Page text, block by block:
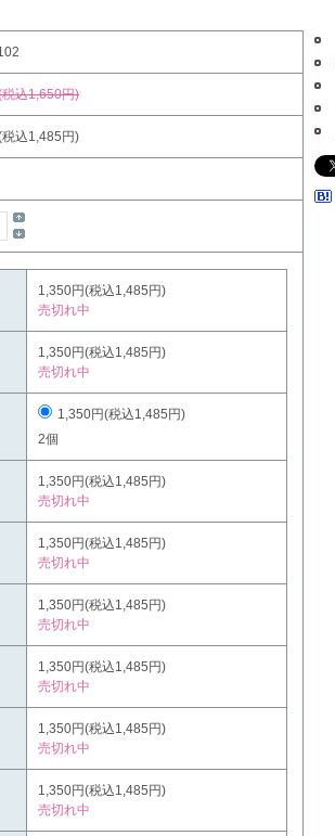
込1,650円)
込1,485円)
1,350円(税込1,485円)
売切れ中
1,350円(税込1,485円)
売切れ中
1,350円(税込1,485円)
2個
1,350円(税込1,485円)
売切れ中
1,350円(税込1,485円)
売切れ中
1,350円(税込1,485円)
売切れ中
1,350円(税込1,485円)
売切れ中
1,350円(税込1,485円)
売切れ中
1,350円(税込1,485円)
売切れ中